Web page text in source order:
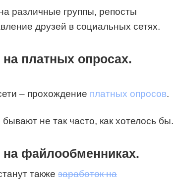
различные группы, репосты
друзей в социальных сетях.
платных опросах.
– прохождение платных опросов.
не так часто, как хотелось бы.
файлообменниках.
также заработок на